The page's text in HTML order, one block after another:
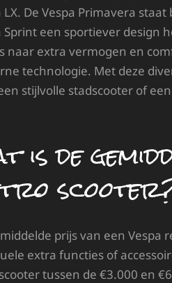
LX. De Vespa Primavera
Sprint een sportiever design
naar extra vermogen en
technologie. Met deze
stijlvolle stadscooter of
is de
prijs van een
extra functies of
tussen de €3.000 en